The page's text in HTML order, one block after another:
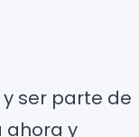
ser parte de
ahora y